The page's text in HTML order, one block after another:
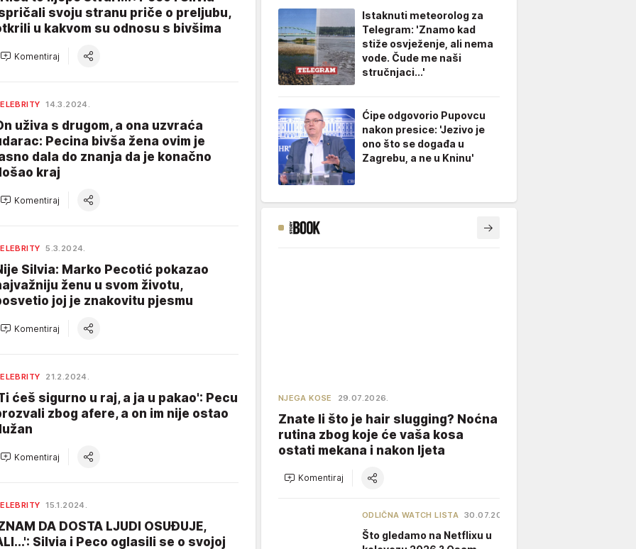
svoju stranu priče o preljubu,
u kakvom su odnosu s bivšima
Komentiraj
14.3.2024.
uživa s drugom, a ona uzvraća
Pecina bivša žena ovim je
dala do znanja da je konačno
kraj
Komentiraj
5.3.2024.
Silvia: Marko Pecotić pokazao
ženu u svom životu,
joj je znakovitu pjesmu
Komentiraj
21.2.2024.
ćeš sigurno u raj, a ja u pakao': Pecu
zbog afere, a on im nije ostao
Komentiraj
15.1.2024.
DA DOSTA LJUDI OSUĐUJE,
Silvia i Peco oglasili se o svojoj
Istaknuti meteorolog za
Telegram: 'Znamo kad
stiže osvježenje, ali nema
vode. Čude me naši
stručnjaci...'
Ćipe odgovorio Pupovcu
nakon presice: 'Jezivo je
ono što se događa u
Zagrebu, a ne u Kninu'
NJEGA KOSE 29.07.2026.
Znate li što je hair slugging? Noćna
rutina zbog koje će vaša kosa
ostati mekana i nakon ljeta
Komentiraj
ODLIČNA WATCH LISTA 30.07.2026.
Što gledamo na Netflixu u